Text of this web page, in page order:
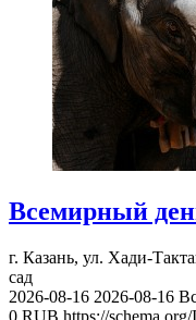
Всемирный
г. Казань, ул. Хади-
сад
2026-08-16 2026-08-16
0 RUB https://